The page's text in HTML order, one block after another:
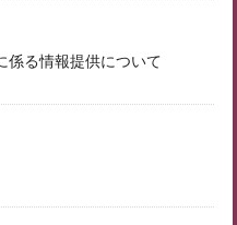
係る情報提供について